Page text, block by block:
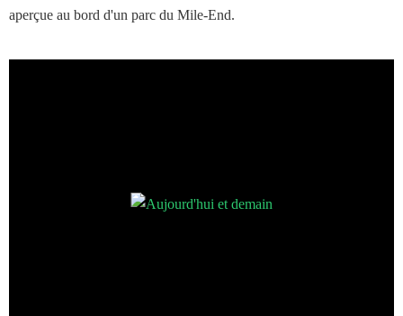
aperçue au bord d'un parc du Mile-End.